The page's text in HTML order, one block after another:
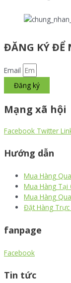
ĐĂNG KÝ ĐỂ
Email
Đăng ký
Mạng xã hội
Facebook Twitter
Hướng dẫn
Mua Hàng
Mua Hàng Tại
Mua Hàng
Đặt Hàng
fanpage
Facebook
Tin tức